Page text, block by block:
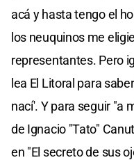
acá y hasta tengo el
los neuquinos me
representantes. Pero
lea El Litoral para
nací'. Y para seguir "a
de Ignacio "Tato"
en "El secreto de sus